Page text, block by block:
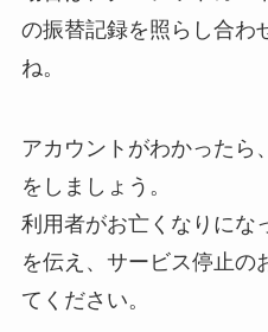
の振替記録を照らし合わ
ね。
アカウントがわかったら
をしましょう。
利用者がお亡くなりにな
を伝え、サービス停止の
てください。